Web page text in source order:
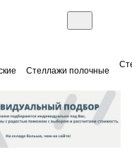
Стеллажи полочные